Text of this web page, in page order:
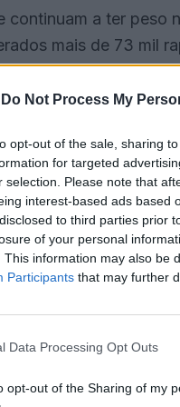
Do Not Process My
opt-out of the sale, sharing
for targeted
selection. Please note that
interest-based ads based
to third parties prior
of your personal
This information may also be
Participants that may further
Data Processing Opt Outs
opt-out of the Sharing of my
continuam a ter peso
mais de 73 mil
seu objetivo era
.
do 11.º ano, já
de 17 mil
avaliar as provas.
continuam a
mas em vez das
digitalizadas